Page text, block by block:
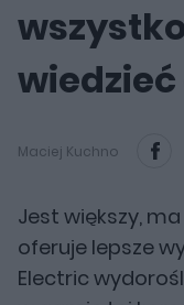
Maciej Kuchno
Jest większy,
oferuje lepsze
Electric